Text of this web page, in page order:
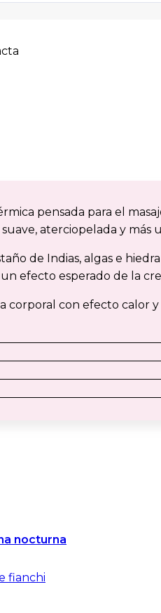
pensada para el
aterciopelada y más
de Indias, algas e
efecto esperado de la
corporal con efecto calor
nocturna